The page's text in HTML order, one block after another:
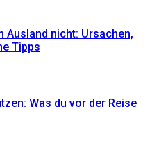
nicht: Ursachen,
Tipps
Was du vor der Reise